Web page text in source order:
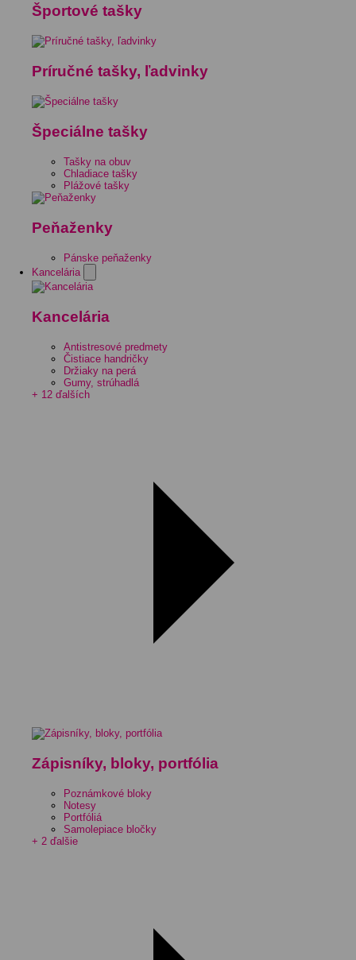
Športové tašky
Príručné tašky, ľadvinky
Špeciálne tašky
Tašky na obuv
Chladiace tašky
Plážové tašky
Peňaženky
Pánske peňaženky
Kancelária
Kancelária
Antistresové predmety
Čistiace handričky
Držiaky na perá
Gumy, strúhadlá
+ 12 ďalších
Zápisníky, bloky, portfólia
Poznámkové bloky
Notesy
Portfóliá
Samolepiace bločky
+ 2 ďalšie